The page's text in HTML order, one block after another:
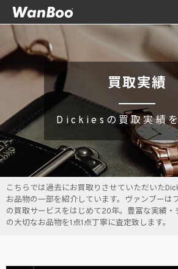
買取実績
Dickiesの買取実績
こちらでは過去にお買取りさせていただいた
お品物の一部を紹介しています。ヴァンブーは
の買取サービスをはじめて20年。豊富な実績・
の大切なお品物を1点1点丁寧に査定致します。